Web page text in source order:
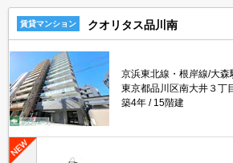
賃貸マンション クオリタス品川南
京浜東北線・根岸線/大森
東京都品川区南大井３丁
築4年
15階建